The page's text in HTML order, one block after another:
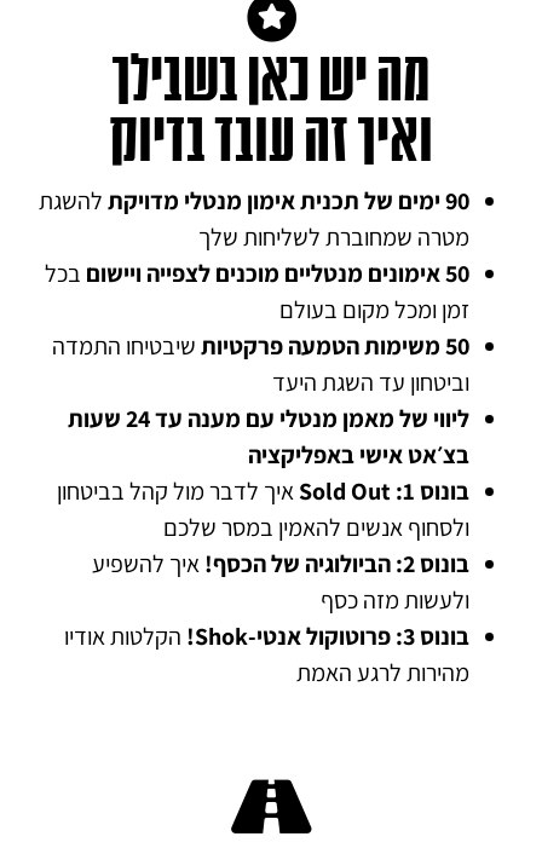
מה יש כאן בשבילך
ואיך זה עובד בדיוק
90 ימים של תכנית אימון מנטלי מדויקת
להשגת
מטרה שמחוברת לשליחות שלך
50 אימונים מנטליים מוכנים לצפייה ויישום
בכל
זמן ומכל מקום בעולם
50 משימות הטמעה פרקטיות
שיבטיחו התמדה
וביטחון עד השגת היעד
ליווי של מאמן מנטלי עם מענה עד 24 שעות
בצ׳אט אישי באפליקציה
בונוס 1: Sold Out
איך לדבר מול קהל בביטחון
ולסחוף אנשים להאמין במסר שלכם
בונוס 2: הביולוגיה של הכסף!
איך להשפיע
ולעשות מזה כסף
בונוס 3: פרוטוקול אנטי-Shok!
הקלטות אודיו
מהירות לרגע האמת